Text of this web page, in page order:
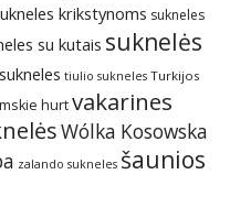
krikstynoms sukneles
su kutais suknelės
tiulio sukneles Turkijos
hurtvakarines
Wólka Kosowska
zalando sukneles šaunios